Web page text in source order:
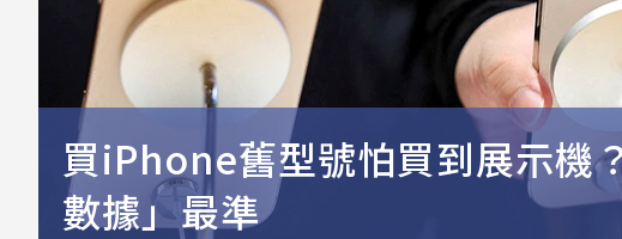
買iPhone舊型號怕買到展示機
數據」最準